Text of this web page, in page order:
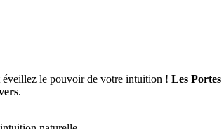
éveillez le pouvoir de votre intuition ! Les
.